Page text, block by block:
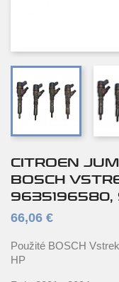
CITROEN
BOSCH
66,06 €
Použité BOSCH
HP